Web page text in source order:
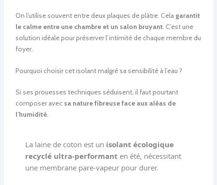
On l’utilise souvent entre deux plaques de plâtre. Cela garantit
le calme entre une chambre et un salon bruyant. C’est une
solution idéale pour préserver l’intimité de chaque membre du
foyer.
Pourquoi choisir cet isolant malgré sa sensibilité à l’eau ?
Si ses prouesses techniques séduisent, il faut pourtant
composer avec sa nature fibreuse face aux aléas de
l’humidité.
La laine de coton est un isolant écologique
recyclé ultra-performant en été, nécessitant
une membrane pare-vapeur pour durer.